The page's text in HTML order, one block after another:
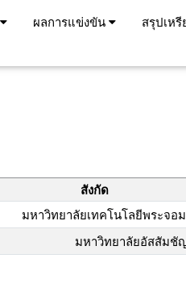
ผลการแข่งขัน สรุปเห
สังกัด
มหาวิทยาลัยเทคโนโลยีพระจอ
มหาวิทยาลัยอัสสัมชั